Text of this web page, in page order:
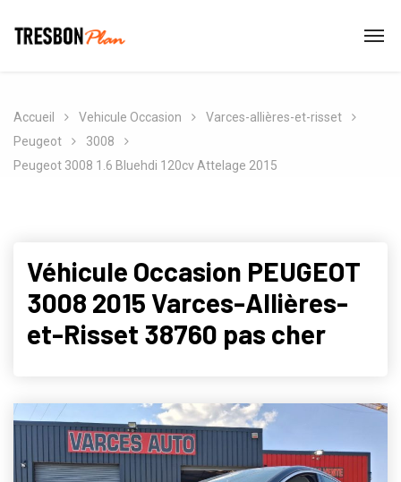
Accueil Vehicule Occasion
Varces-allières-et-risset
Peugeot
3008
Peugeot 3008 1.6 Bluehdi 120cv Attelage 2015
Véhicule Occasion PEUGEOT
3008 2015 Varces-Allières-
et-Risset 38760 pas cher